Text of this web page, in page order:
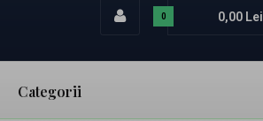
0 0,00 Lei
Categorii